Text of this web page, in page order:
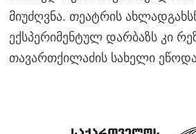
მიუძღვნა. თეატრის
ექსპერიმენტულ დარბაზს კი
თავართქილაძის სახელი